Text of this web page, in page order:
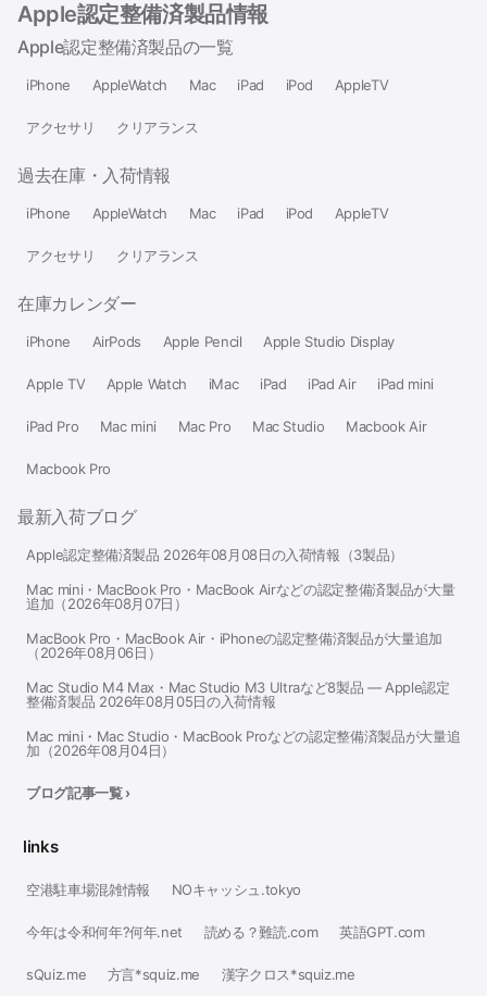
Apple認定整備済製品情報
Apple認定整備済製品の一覧
iPhone AppleWatch Mac iPad iPod AppleTV
アクセサリ クリアランス
過去在庫・入荷情報
iPhone AppleWatch Mac iPad iPod AppleTV
アクセサリ クリアランス
在庫カレンダー
iPhone AirPods Apple Pencil Apple Studio Display
Apple TV Apple Watch iMac iPad iPad Air iPad mini
iPad Pro Mac mini Mac Pro Mac Studio Macbook Air
Macbook Pro
最新入荷ブログ
Apple認定整備済製品 2026年08月08日の入荷情報（3製品）
Mac mini・MacBook Pro・MacBook Airなどの認定整備済製品が大量
追加（2026年08月07日）
MacBook Pro・MacBook Air・iPhoneの認定整備済製品が大量追加
（2026年08月06日）
Mac Studio M4 Max・Mac Studio M3 Ultraなど8製品 — Apple認定
整備済製品 2026年08月05日の入荷情報
Mac mini・Mac Studio・MacBook Proなどの認定整備済製品が大量追
加（2026年08月04日）
ブログ記事一覧 ›
links
空港駐車場混雑情報 NOキャッシュ.tokyo
今年は令和何年?何年.net 読める？難読.com 英語GPT.com
sQuiz.me 方言*squiz.me 漢字クロス*squiz.me